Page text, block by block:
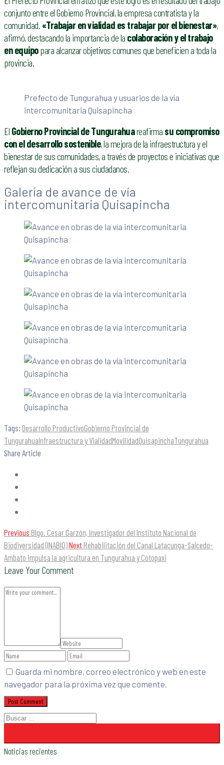
conjunto entre el Gobierno Provincial, la empresa contratista y la
comunidad. «Trabajar en vialidad es trabajar por el bienestar»,
afirmó, destacando la importancia de la colaboración y el trabajo
en equipopara alcanzar objetivos comunes que beneficien a toda la
provincia.
Prefecto de Tungurahua y usuarios de la vía
intercomunitaria Quisapincha
El Gobierno Provincial de Tungurahuareafirma su compromiso
con el desarrollo sostenible, la mejora de la infraestructura y el
bienestar de sus comunidades, a través de proyectos e iniciativas que
reflejan su dedicación a sus ciudadanos.
Galería de avance de vía
intercomunitaria Quisapincha
Tags: Desarrollo ProductivoGobierno Provincial de
TungurahuaInfraestructura y VialidadMovilidadQuisapinchaTungurahua
Share Article
Previous Blgo. Cesar Garzón, Investigador del Instituto Nacional de
Biodiversidad (INABIO)Next Rehabilitación del Canal Latacunga-Salcedo-
Ambato impulsa la agricultura en Tungurahua y Cotopaxi
Leave Your Comment
Guarda mi nombre, correo electrónico y web en este
navegador para la próxima vez que comente.
Noticias recientes